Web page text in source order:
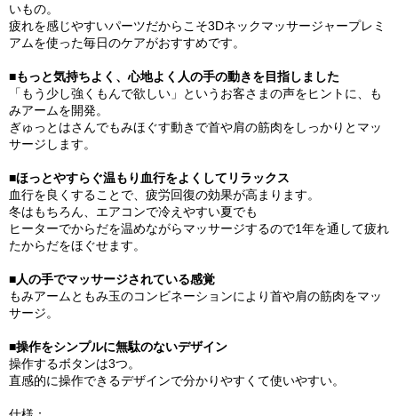
いもの。
疲れを感じやすいパーツだからこそ3Dネックマッサージャープレミ
アムを使った毎日のケアがおすすめです。
■もっと気持ちよく、心地よく人の手の動きを目指しました
「もう少し強くもんで欲しい」というお客さまの声をヒントに、も
みアームを開発。
ぎゅっとはさんでもみほぐす動きで首や肩の筋肉をしっかりとマッ
サージします。
■ほっとやすらぐ温もり血行をよくしてリラックス
血行を良くすることで、疲労回復の効果が高まります。
冬はもちろん、エアコンで冷えやすい夏でも
ヒーターでからだを温めながらマッサージするので1年を通して疲れ
たからだをほぐせます。
■人の手でマッサージされている感覚
もみアームともみ玉のコンビネーションにより首や肩の筋肉をマッ
サージ。
■操作をシンプルに無駄のないデザイン
操作するボタンは3つ。
直感的に操作できるデザインで分かりやすくて使いやすい。